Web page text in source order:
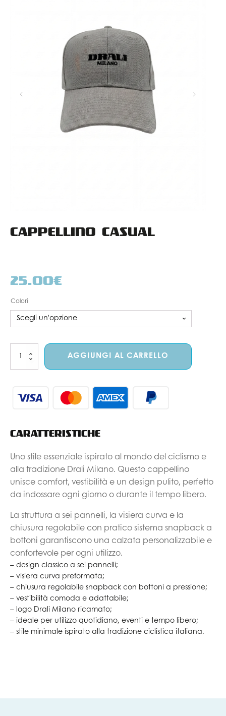
CAPPELLINO CASUAL
25.00€
Colori
Cappellino
quantità
AGGIUNGI AL CARRELLO
CARATTERISTICHE
Uno stile essenziale ispirato al mondo del ciclismo e
alla tradizione Drali Milano. Questo cappellino
unisce comfort, vestibilità e un design pulito, perfetto
da indossare ogni giorno o durante il tempo libero.
La struttura a sei pannelli, la visiera curva e la
chiusura regolabile con pratico sistema snapback a
bottoni garantiscono una calzata personalizzabile e
confortevole per ogni utilizzo.
– design classico a sei pannelli;
– visiera curva preformata;
– chiusura regolabile snapback con bottoni a pressione;
– vestibilità comoda e adattabile;
– logo Drali Milano ricamato;
– ideale per utilizzo quotidiano, eventi e tempo libero;
– stile minimale ispirato alla tradizione ciclistica italiana.